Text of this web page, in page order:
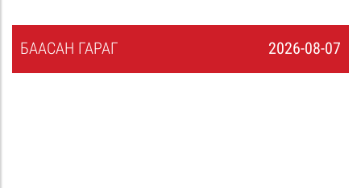
2026-08-07
БААСАН ГАРАГ